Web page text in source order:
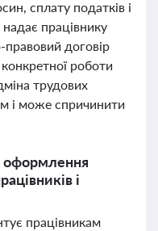
сплату податків і
працівнику
правовий договір
роботи
трудових
і може спричинити
оформлення
і
працівникам